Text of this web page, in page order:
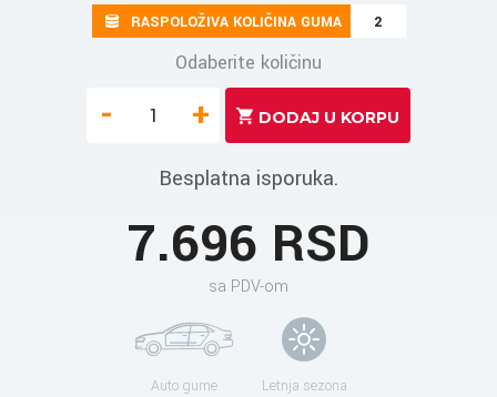
RASPOLOŽIVA KOLIČINA GUMA 2
Odaberite količinu
- +
Besplatna isporuka.
7.696 RSD
sa PDV-om
Auto gume Letnja sezona